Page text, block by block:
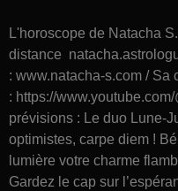
L'horoscope de Natacha
distance
: www.natacha-s.com / Sa
: https://
prévisions : Le duo Lune-
optimistes, carpe diem !
lumière votre charme
Gardez le cap sur